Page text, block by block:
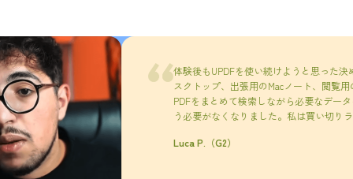
体験後もUPDFを使い続けようと思った決め手は、
スクトップ、出張用のMacノート、閲覧用のiPad、
PDFをまとめて検索しながら必要なデータを見つ
う必要がなくなりました。私は買い切りライセン
Luca P.（G2）